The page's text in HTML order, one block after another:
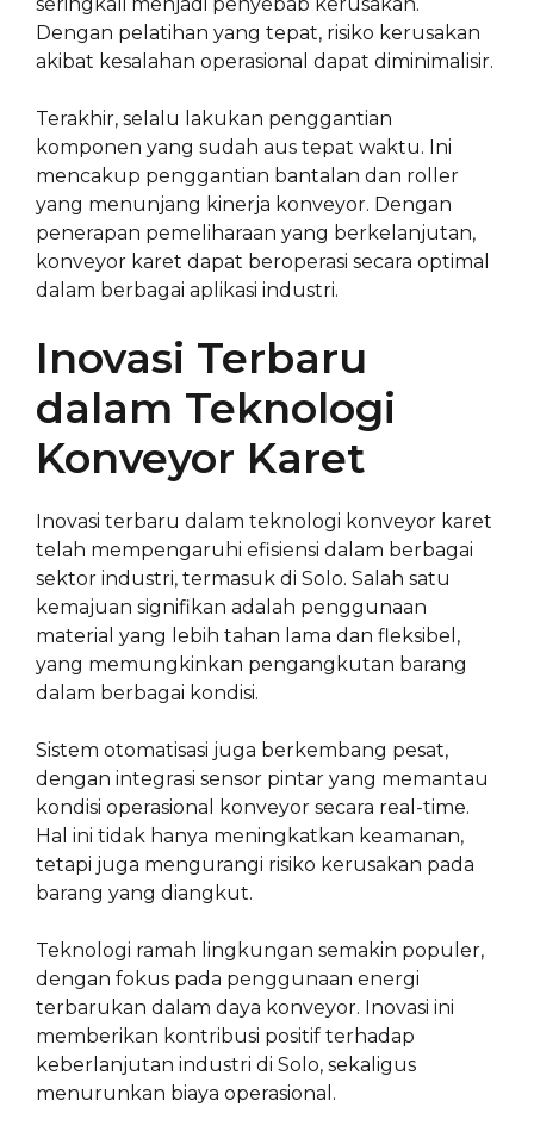
Dengan pelatihan yang tepat, risiko kerusakan
akibat kesalahan operasional dapat diminimalisir.
Terakhir, selalu lakukan penggantian
komponen yang sudah aus tepat waktu. Ini
mencakup penggantian bantalan dan roller
yang menunjang kinerja konveyor. Dengan
penerapan pemeliharaan yang berkelanjutan,
konveyor karet dapat beroperasi secara optimal
dalam berbagai aplikasi industri.
Inovasi Terbaru
dalam Teknologi
Konveyor Karet
Inovasi terbaru dalam teknologi konveyor karet
telah mempengaruhi efisiensi dalam berbagai
sektor industri, termasuk di Solo. Salah satu
kemajuan signifikan adalah penggunaan
material yang lebih tahan lama dan fleksibel,
yang memungkinkan pengangkutan barang
dalam berbagai kondisi.
Sistem otomatisasi juga berkembang pesat,
dengan integrasi sensor pintar yang memantau
kondisi operasional konveyor secara real-time.
Hal ini tidak hanya meningkatkan keamanan,
tetapi juga mengurangi risiko kerusakan pada
barang yang diangkut.
Teknologi ramah lingkungan semakin populer,
dengan fokus pada penggunaan energi
terbarukan dalam daya konveyor. Inovasi ini
memberikan kontribusi positif terhadap
keberlanjutan industri di Solo, sekaligus
menurunkan biaya operasional.